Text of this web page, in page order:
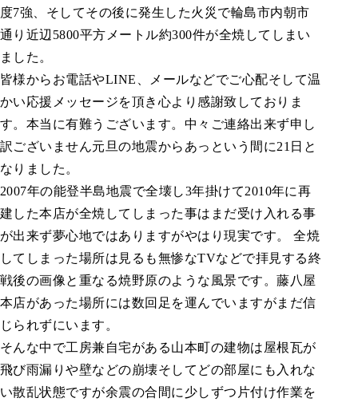
度7強、そしてその後に発生した火災で輪島市内朝市
通り近辺5800平方メートル約300件が全焼してしまい
ました。
皆様からお電話やLINE、メールなどでご心配そして温
かい応援メッセージを頂き心より感謝致しておりま
す。本当に有難うございます。中々ご連絡出来ず申し
訳ございません元旦の地震からあっという間に21日と
なりました。
2007年の能登半島地震で全壊し3年掛けて2010年に再
建した本店が全焼してしまった事はまだ受け入れる事
が出来ず夢心地ではありますがやはり現実です。 全焼
してしまった場所は見るも無惨なTVなどで拝見する終
戦後の画像と重なる焼野原のような風景です。藤八屋
本店があった場所には数回足を運んでいますがまだ信
じられずにいます。
そんな中で工房兼自宅がある山本町の建物は屋根瓦が
飛び雨漏りや壁などの崩壊そしてどの部屋にも入れな
い散乱状態ですが余震の合間に少しずつ片付け作業を